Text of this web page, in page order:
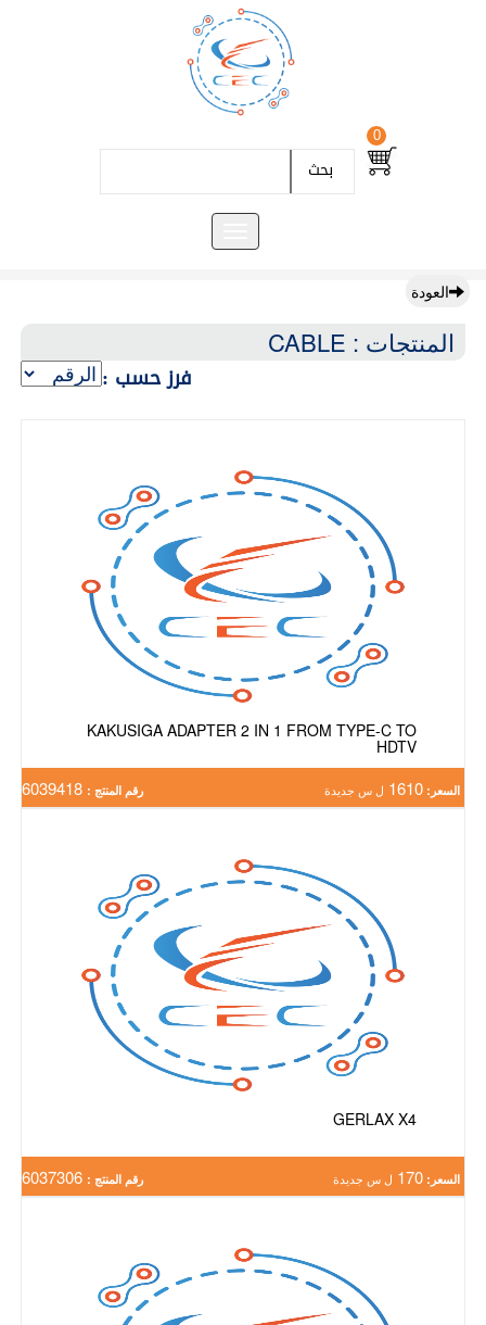
0
بحث
العودة
المنتجات : CABLE
فرز حسب :
KAKUSIGA ADAPTER 2 IN 1 FROM TYPE-C TO
HDTV
السعر: 1610 ل س جديدة رقم المنتج :
GERLAX X4
السعر: 170 ل س جديدة رقم المنتج :